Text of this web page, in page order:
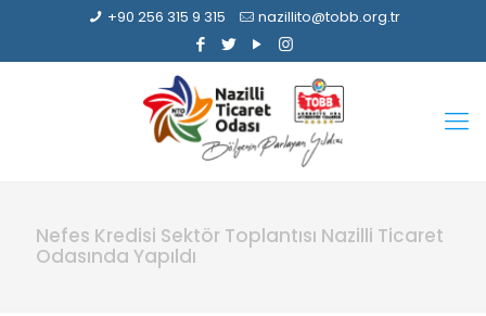
+90 256 315 9 315 nazillito@tobb.org.tr
Nefes Kredisi Sektör Toplantısı Nazilli Ticaret
Odasında Yapıldı